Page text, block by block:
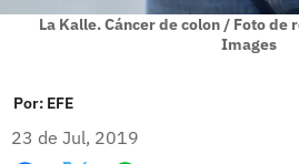
La Kalle. Cáncer de colon / Foto de
Images
Por: EFE
23 de Jul, 2019